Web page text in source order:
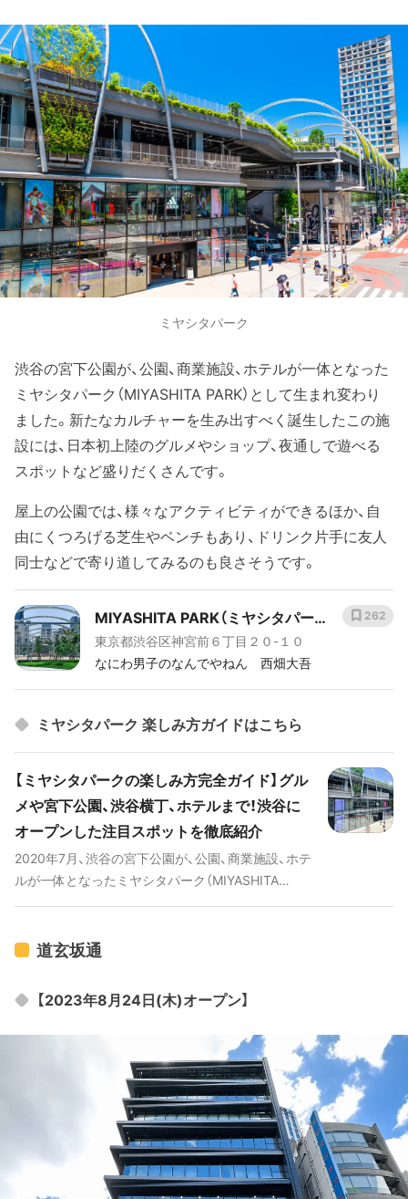
ミヤシタパーク
渋谷の宮下公園が、公園、商業施設、ホテルが一体となった
ミヤシタパーク（MIYASHITA PARK）として生まれ変わり
ました。新たなカルチャーを生み出すべく誕生したこの施
設には、日本初上陸のグルメやショップ、夜通しで遊べる
スポットなど盛りだくさんです。
屋上の公園では、様々なアクティビティができるほか、自
由にくつろげる芝生やベンチもあり、ドリンク片手に友人
同士などで寄り道してみるのも良さそうです。
MIYASHITA PARK（ミヤシタパー
ク）
東京都渋谷区神宮前６丁目２０-１０
なにわ男子のなんでやねん 西畑大吾
262
ミヤシタパーク 楽しみ方ガイドはこちら
【ミヤシタパークの楽しみ方完全ガイド】グル
メや宮下公園、渋谷横丁、ホテルまで！渋谷に
オープンした注目スポットを徹底紹介
2020年7月、渋谷の宮下公園が、公園、商業施設、ホテ
ルが一体となったミヤシタパーク（MIYASHITA
陸のグルメやショップ、夜通しで遊べるスポットな
るショップや宮下公園、渋谷横丁、ホテルまで、魅力
たっぷりのミヤシタパークの楽しみ方を紹介してい
きます！ # 渋谷横丁にも行っている！渋谷の話題の施
設を巡る動画 [youtube:id:r25xuPuN1GU]
道玄坂通
【2023年8月24日(木)オープン】